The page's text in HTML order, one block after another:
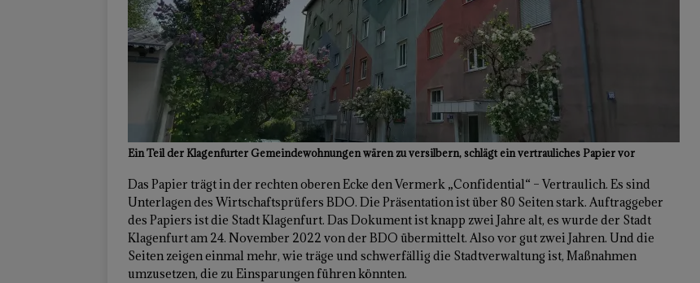
Ein Teil der Klagenfurter Gemeindewohnungen wären zu versilbern, schlägt ein vertrauliches Papier vor
Das Papier trägt in der rechten oberen Ecke den Vermerk „Confidential“ – Vertraulich. Es sind
Unterlagen des Wirtschaftsprüfers BDO. Die Präsentation ist über 80 Seiten stark. Auftraggeber
des Papiers ist die Stadt Klagenfurt. Das Dokument ist knapp zwei Jahre alt, es wurde der Stadt
Klagenfurt am 24. November 2022 von der BDO übermittelt. Also vor gut zwei Jahren. Und die
Seiten zeigen einmal mehr, wie träge und schwerfällig die Stadtverwaltung ist, Maßnahmen
umzusetzen, die zu Einsparungen führen könnten.